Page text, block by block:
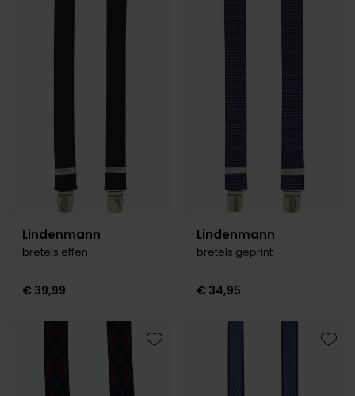
Lindenmann
bretels effen
€ 39,99
Toevoegen aan favorieten
Lindenmann
bretels geprint
€ 34,95